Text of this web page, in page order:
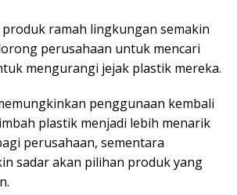
ramah lingkungan semakin
perusahaan untuk mencari
mengurangi jejak plastik mereka.
penggunaan kembali
plastik menjadi lebih menarik
perusahaan, sementara
sadar akan pilihan produk yang